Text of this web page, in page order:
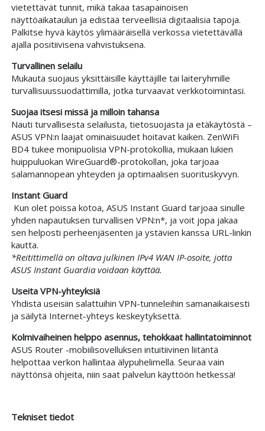
vietettävät tunnit, mikä takaa tasapainoisen
näyttöaikataulun ja edistää terveellisiä digitaalisia tapoja.
Palkitse hyvä käytös ylimääräisellä verkossa vietettävällä
ajalla positiivisena vahvistuksena.
Turvallinen selailu
Mukauta suojaus yksittäisille käyttäjille tai laiteryhmille
turvallisuussuodattimilla, jotka turvaavat verkkotoimintasi.
Suojaa itsesi missä ja milloin tahansa
Nauti turvallisesta selailusta, tietosuojasta ja etäkäytöstä –
ASUS VPN:n laajat ominaisuudet hoitavat kaiken. ZenWiFi
BD4 tukee monipuolisia VPN-protokollia, mukaan lukien
huippuluokan WireGuard®-protokollan, joka tarjoaa
salamannopean yhteyden ja optimaalisen suorituskyvyn.
Instant Guard
Kun olet poissa kotoa, ASUS Instant Guard tarjoaa sinulle
yhden napautuksen turvallisen VPN:n*, ja voit jopa jakaa
sen helposti perheenjäsenten ja ystävien kanssa URL-linkin
kautta.
*Reitittimellä on oltava julkinen IPv4 WAN IP-osoite, jotta
ASUS Instant Guardia voidaan käyttää.
Useita VPN-yhteyksiä
Yhdistä useisiin salattuihin VPN-tunneleihin samanaikaisesti
ja säilytä Internet-yhteys keskeytyksettä.
Kolmivaiheinen helppo asennus, tehokkaat hallintatoiminnot
ASUS Router -mobiilisovelluksen intuitiivinen liitäntä
helpottaa verkon hallintaa älypuhelimella. Seuraa vain
näyttönsä ohjeita, niin saat palvelun käyttöön hetkessä!
Tekniset tiedot